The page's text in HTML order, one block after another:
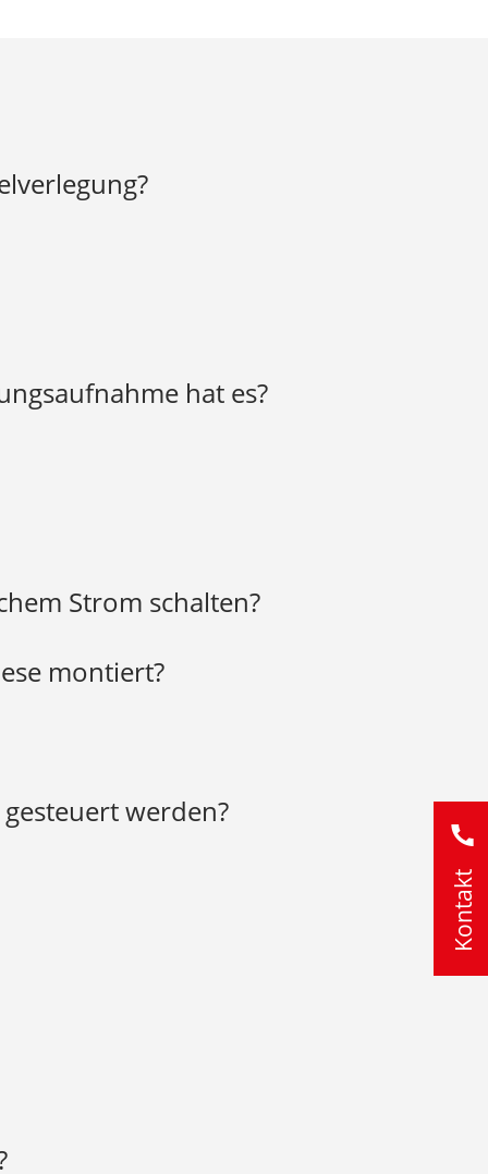
hat es?
Strom schalten?
montiert?
werden?
Kontakt